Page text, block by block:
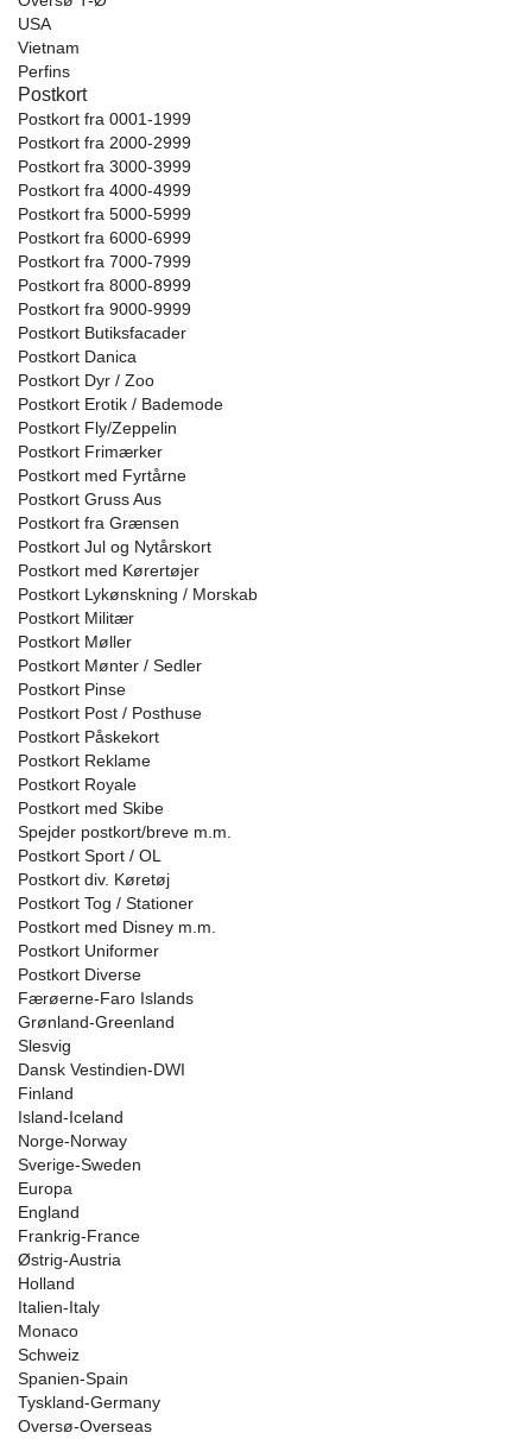
USA
Vietnam
Perfins
Postkort
Postkort fra 0001-1999
Postkort fra 2000-2999
Postkort fra 3000-3999
Postkort fra 4000-4999
Postkort fra 5000-5999
Postkort fra 6000-6999
Postkort fra 7000-7999
Postkort fra 8000-8999
Postkort fra 9000-9999
Postkort Butiksfacader
Postkort Danica
Postkort Dyr / Zoo
Postkort Erotik / Bademode
Postkort Fly/Zeppelin
Postkort Frimærker
Postkort med Fyrtårne
Postkort Gruss Aus
Postkort fra Grænsen
Postkort Jul og Nytårskort
Postkort med Kørertøjer
Postkort Lykønskning / Morskab
Postkort Militær
Postkort Møller
Postkort Mønter / Sedler
Postkort Pinse
Postkort Post / Posthuse
Postkort Påskekort
Postkort Reklame
Postkort Royale
Postkort med Skibe
Spejder postkort/breve m.m.
Postkort Sport / OL
Postkort div. Køretøj
Postkort Tog / Stationer
Postkort med Disney m.m.
Postkort Uniformer
Postkort Diverse
Færøerne-Faro Islands
Grønland-Greenland
Slesvig
Dansk Vestindien-DWI
Finland
Island-Iceland
Norge-Norway
Sverige-Sweden
Europa
England
Frankrig-France
Østrig-Austria
Holland
Italien-Italy
Monaco
Schweiz
Spanien-Spain
Tyskland-Germany
Oversø-Overseas